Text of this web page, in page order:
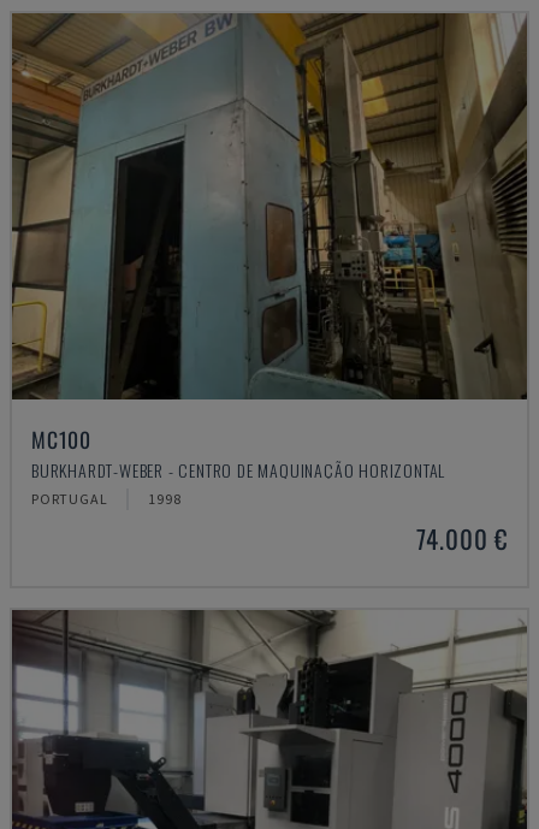
MC100
BURKHARDT-WEBER - CENTRO DE MAQUINAÇÃO HORIZONTAL
PORTUGAL 1998
74.000 €